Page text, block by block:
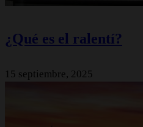
¿Qué es el ralentí?
15 septiembre, 2025